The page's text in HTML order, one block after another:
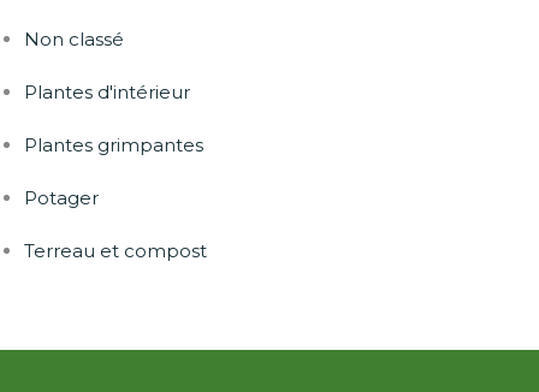
Non classé
Plantes d'intérieur
Plantes grimpantes
Potager
Terreau et compost